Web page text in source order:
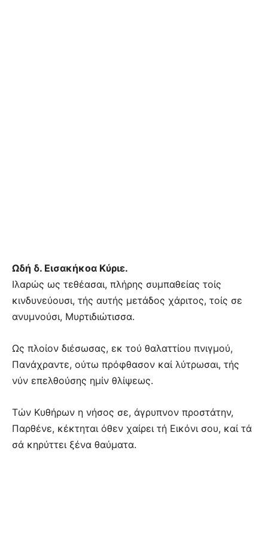
Ωδή δ. Εισακήκοα Κύριε.
Ιλαρώς ως τεθέασαι, πλήρης συμπαθείας τοίς
κινδυνεύουσι, τής αυτής μετάδος χάριτος, τοίς σε
ανυμνούσι, Μυρτιδιώτισσα.
Ως πλοίον διέσωσας, εκ τού θαλαττίου πνιγμού,
Πανάχραντε, ούτω πρόφθασον καί λύτρωσαι, τής
νύν επελθούσης ημίν θλίψεως.
Τών Κυθήρων η νήσος σε, άγρυπνον προστάτην,
Παρθένε, κέκτηται όθεν χαίρει τή Εικόνι σου, καί τά
σά κηρύττει ξένα θαύματα.